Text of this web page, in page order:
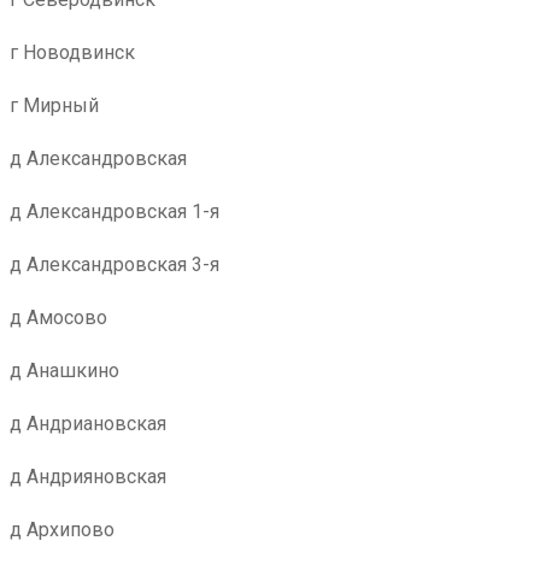
г Новодвинск
г Мирный
д Александровская
д Александровская 1-я
д Александровская 3-я
д Амосово
д Анашкино
д Андриановская
д Андрияновская
д Архипово